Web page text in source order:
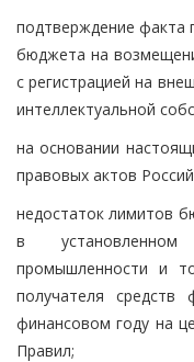
подтверждение факта
бюджета на
с регистрацией на
интеллектуальной
на основании
правовых актов
недостаток лимитов
в
промышленности и
получателя
финансовом году на
Правил;